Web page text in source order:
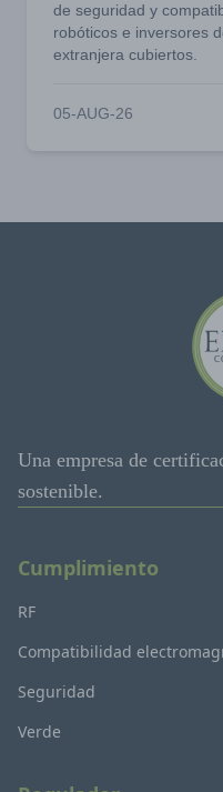
de seguridad y
robóticos e inversores
extranjera cubiertos.
05-AUG-26
Una empresa de
sostenible.
Cumplimiento
RF
Compatibilidad
Seguridad
Verde